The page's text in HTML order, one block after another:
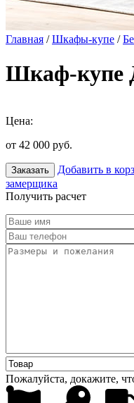
Главная /Шкафы-купе /
Шкаф-купе
Цена:
от 42 000 руб.
Заказать Добавить в
замерщика
Получить расчет
Пожалуйста, докажите,